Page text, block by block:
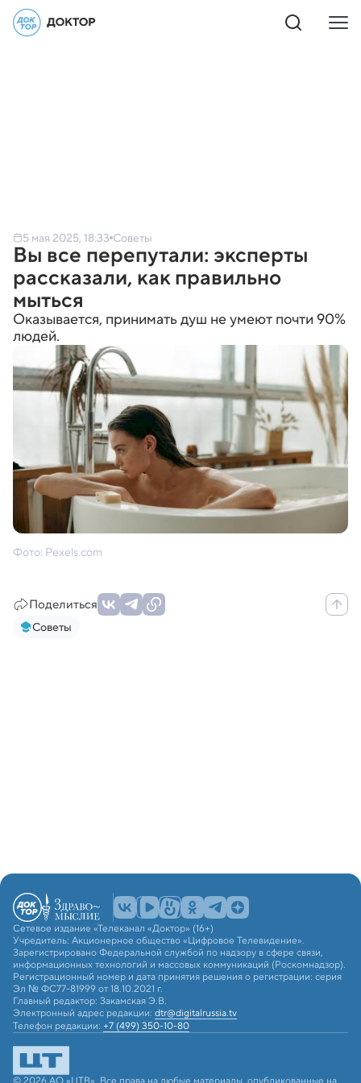
5 мая 2025, 18:33 Советы
Вы все перепутали: эксперты
рассказали, как правильно
мыться
Оказывается, принимать душ не умеют почти 90%
людей.
Фото: Pexels.com
Поделиться
Советы
Сетевое издание «Телеканал «Доктор» (16+)
Учредитель: Акционерное общество «Цифровое Телевидение».
Зарегистрировано Федеральной службой по надзору в сфере связи,
информационных технологий и массовых коммуникаций (Роскомнадзор).
Регистрационный номер и дата принятия решения о регистрации: серия
Эл № ФС77-81999 от 18.10.2021 г.
Главный редактор: Закамская Э.В.
Электронный адрес редакции: dtr@digitalrussia.tv
Телефон редакции: +7 (499) 350-10-80
© 2026 АО «ЦТВ». Все права на любые материалы, опубликованные на